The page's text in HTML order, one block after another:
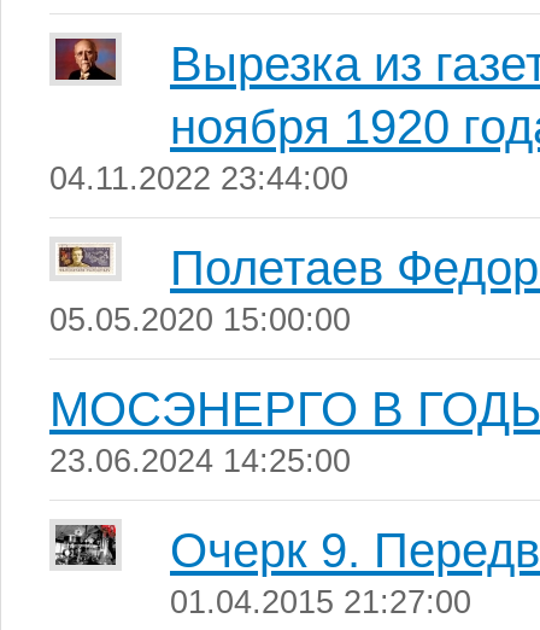
Вырезка из
ноября 1920
04.11.2022 23:44:00
Полетаев
05.05.2020 15:00:00
МОСЭНЕРГО В
23.06.2024 14:25:00
Очерк 9.
01.04.2015 21:27:00